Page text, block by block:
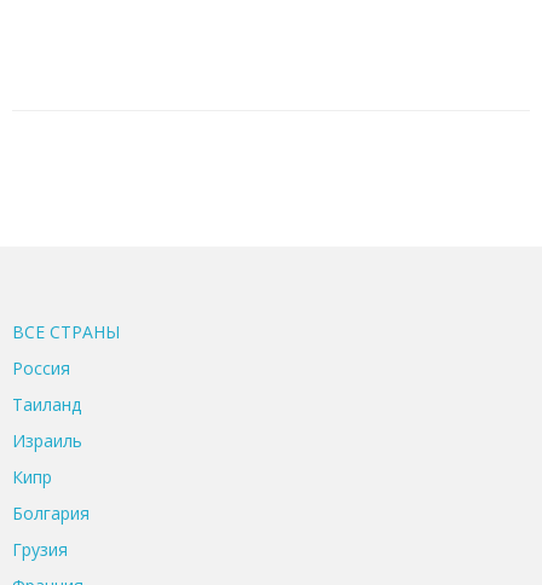
ВСЕ CТРАНЫ
Россия
Таиланд
Израиль
Кипр
Болгария
Грузия